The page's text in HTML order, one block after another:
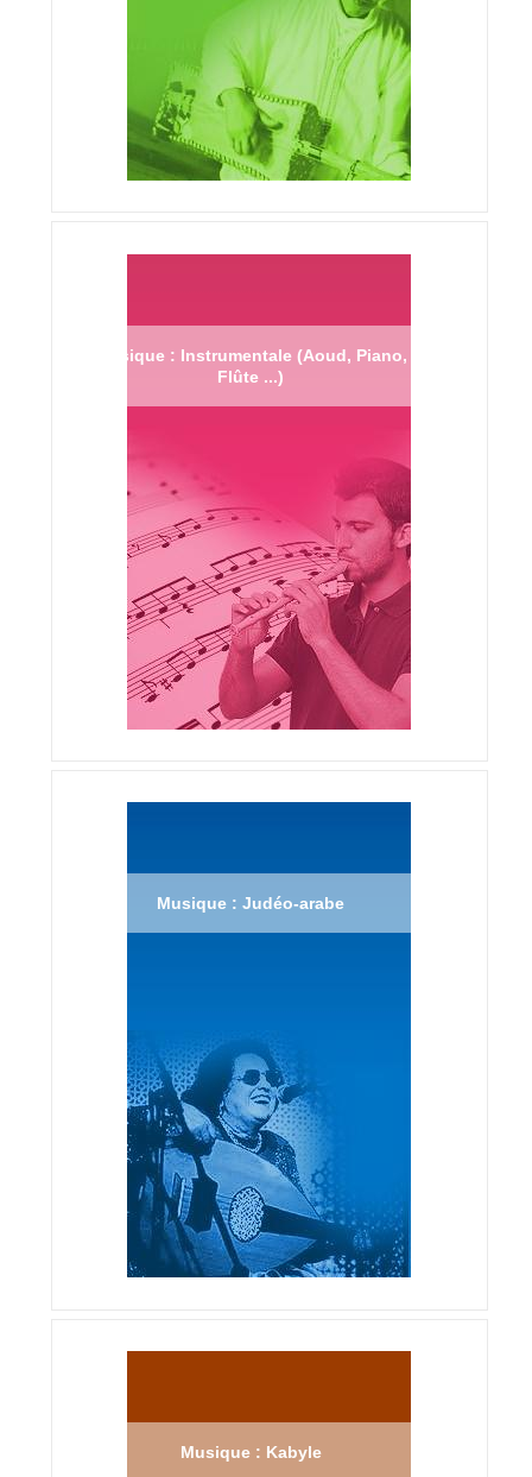
Musique : Instrumentale (Aoud, Piano,
Flûte ...)
Musique : Judéo-arabe
Musique : Kabyle